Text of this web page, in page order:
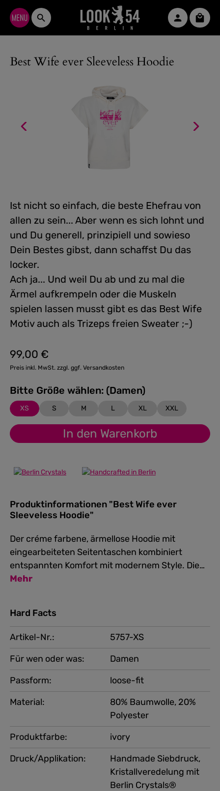
Zum Hauptinhalt springen
Best Wife ever Sleeveless Hoodie
Ist nicht so einfach, die beste Ehefrau von
allen zu sein... Aber wenn es sich lohnt und
und Du generell, prinzipiell und sowieso
Dein Bestes gibst, dann schaffst Du das
locker.
Ach ja... Und weil Du ab und zu mal die
Ärmel aufkrempeln oder die Muskeln
spielen lassen musst gibt es das Best Wife
Motiv auch als Trizeps freien Sweater ;-)
Regulärer Preis:
99,00 €
Preis inkl. MwSt. zzgl. ggf. Versandkosten
Bitte Größe wählen: (Damen)
XS S M L XL XXL
In den Warenkorb
Produktinformationen "Best Wife ever
Sleeveless Hoodie"
Der créme farbene, ärmellose Hoodie mit
eingearbeiteten Seitentaschen kombiniert
entspannten Komfort mit modernem Style. Die…
Mehr
Hard Facts
Artikel-Nr.:
5757-XS
Für wen oder was:
Damen
Produktfarbe:
ivory
Druck/Applikation:
Handmade Siebdruck,
Kristallveredelung mit
Berlin Crystals®
Passform:
loose-fit
Material:
80% Baumwolle, 20%
Polyester